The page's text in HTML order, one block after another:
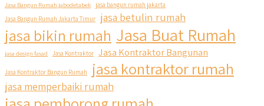
Jasa Bangun Rumah jabodetabek
jasa bangun rumah jakarta
Jasa Bangun Rumah Jakarta Timur
jasa betulin rumah
jasa bikin rumah Jasa Buat Rumah
jasa design fasad Jasa Kontraktor Jasa Kontraktor Bangunan
Jasa Kontraktor Bangun Rumah jasa kontraktor rumah
jasa memperbaiki rumah